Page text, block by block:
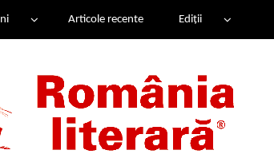
Articole recente Ediții